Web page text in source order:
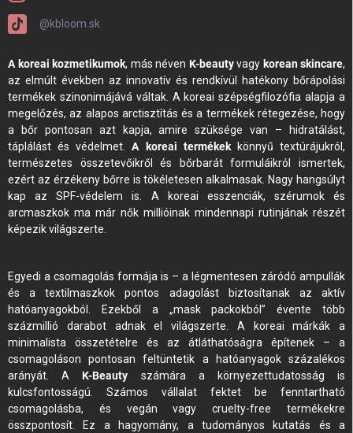
@kbloom.sk
A koreai kozmetikumok, más néven K-beautyvagy korean skincare,
az elmúlt években az innovatív és rendkívül hatékony bőrápolási
termékek szinonimájává váltak. A koreai szépségfilozófia alapja a
megelőzés, az alapos arctisztítás és a termékek rétegezése, hogy
a bőr pontosan azt kapja, amire szüksége van – hidratálást,
táplálást és védelmet.A koreai termékekkönnyű textúrájukról,
természetes összetevőikről és bőrbarát formuláikról ismertek,
ezért az érzékeny bőrre is tökéletesen alkalmasak. Nagy hangsúlyt
kap az SPF-védelem is. A koreai esszenciák, szérumok és
arcmaszkok ma már nők millióinak mindennapi rutinjának részét
képezik világszerte.
Egyedi a csomagolás formája is – a légmentesen záródó ampullák
és a textilmaszkok pontos adagolást biztosítanak az aktív
hatóanyagokból. Ezekből a „mask packokból” évente több
százmillió darabot adnak el világszerte. A koreai márkák a
minimalista összetételre és az átláthatóságra építenek – a
csomagoláson pontosan feltüntetik a hatóanyagok százalékos
arányát. A K-Beauty számára a környezettudatosság is
kulcsfontosságú. Számos vállalat fektet be fenntartható
csomagolásba, és vegán vagy cruelty-free termékekre
összpontosít. Ez a hagyomány, a tudományos kutatás és a